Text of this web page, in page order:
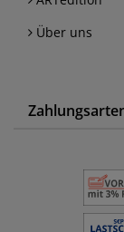
Über uns